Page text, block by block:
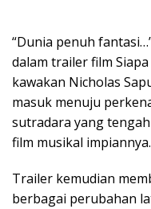
“Dunia penuh
dalam trailer film
kawakan Nicholas
masuk menuju
sutradara yang
film musikal impiannya.
Trailer kemudian
berbagai perubahan